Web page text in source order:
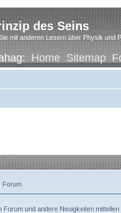
des Seins
mit anderen Lesern über Physik und
Home Sitemap
Forum
und andere Neuigkeiten mitteilen